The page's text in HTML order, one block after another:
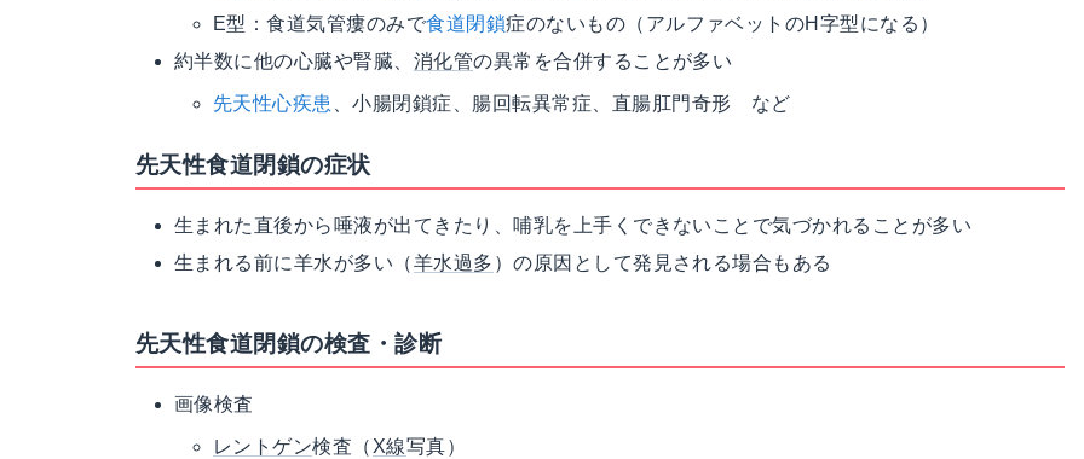
E型：食道気管瘻のみで食道閉鎖症のないもの（アルファベットのH字型になる）
約半数に他の心臓や腎臓、 消化管の異常を合併することが多い
先天性心疾患 、小腸閉鎖症、腸回転異常症、直腸肛門奇形 など
先天性食道閉鎖の症状
生まれた直後から唾液が出てきたり、哺乳を上手くできないことで気づかれることが多い
生まれる前に羊水が多い（羊水過多 ）の原因として発見される場合もある
先天性食道閉鎖の検査・診断
画像検査
レントゲン検査（ X線写真）